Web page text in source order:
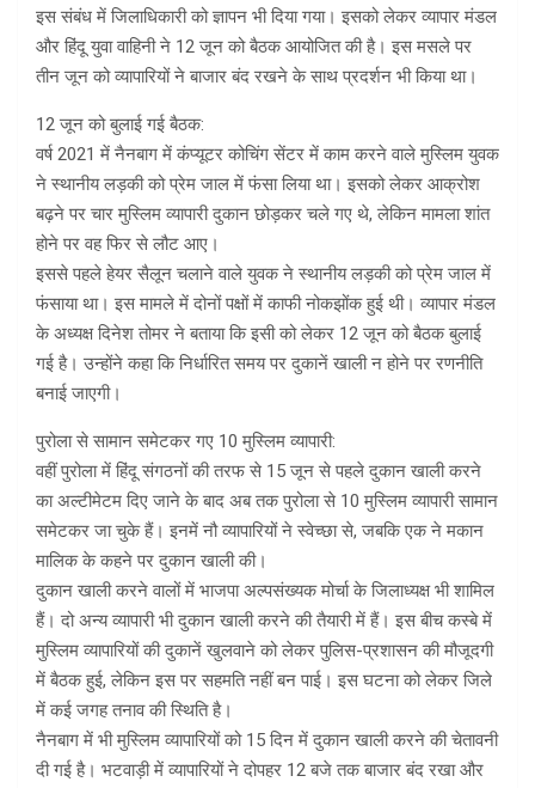
इस संबंध में जिलाधिकारी को ज्ञापन भी दिया गया। इसको लेकर व्यापार मंडल
और हिंदू युवा वाहिनी ने 12 जून को बैठक आयोजित की है। इस मसले पर
तीन जून को व्यापारियों ने बाजार बंद रखने के साथ प्रदर्शन भी किया था।
12 जून को बुलाई गई बैठक:
वर्ष 2021 में नैनबाग में कंप्यूटर कोचिंग सेंटर में काम करने वाले मुस्लिम युवक
ने स्थानीय लड़की को प्रेम जाल में फंसा लिया था। इसको लेकर आक्रोश
बढ़ने पर चार मुस्लिम व्यापारी दुकान छोड़कर चले गए थे, लेकिन मामला शांत
होने पर वह फिर से लौट आए।
इससे पहले हेयर सैलून चलाने वाले युवक ने स्थानीय लड़की को प्रेम जाल में
फंसाया था। इस मामले में दोनों पक्षों में काफी नोकझोंक हुई थी। व्यापार मंडल
के अध्यक्ष दिनेश तोमर ने बताया कि इसी को लेकर 12 जून को बैठक बुलाई
गई है। उन्होंने कहा कि निर्धारित समय पर दुकानें खाली न होने पर रणनीति
बनाई जाएगी।
पुरोला से सामान समेटकर गए 10 मुस्लिम व्यापारी:
वहीं पुरोला में हिंदू संगठनों की तरफ से 15 जून से पहले दुकान खाली करने
का अल्टीमेटम दिए जाने के बाद अब तक पुरोला से 10 मुस्लिम व्यापारी सामान
समेटकर जा चुके हैं। इनमें नौ व्यापारियों ने स्वेच्छा से, जबकि एक ने मकान
मालिक के कहने पर दुकान खाली की।
दुकान खाली करने वालों में भाजपा अल्पसंख्यक मोर्चा के जिलाध्यक्ष भी शामिल
हैं। दो अन्य व्यापारी भी दुकान खाली करने की तैयारी में हैं। इस बीच कस्बे में
मुस्लिम व्यापारियों की दुकानें खुलवाने को लेकर पुलिस-प्रशासन की मौजूदगी
में बैठक हुई, लेकिन इस पर सहमति नहीं बन पाई। इस घटना को लेकर जिले
में कई जगह तनाव की स्थिति है।
नैनबाग में भी मुस्लिम व्यापारियों को 15 दिन में दुकान खाली करने की चेतावनी
दी गई है। भटवाड़ी में व्यापारियों ने दोपहर 12 बजे तक बाजार बंद रखा और